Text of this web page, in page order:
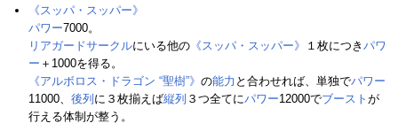
《スッパ・スッパー》
パワー7000。
リアガードサークルにいる他の 《スッパ・スッパー》 １枚につき パワ
ー ＋1000を得る。
《アルボロス・ドラゴン “聖樹”》 の能力 と合わせれば、単独でパワー
11000、 後列 に３枚揃えば縦列 ３つ全てにパワー12000でブースト が
行える体制が整う。